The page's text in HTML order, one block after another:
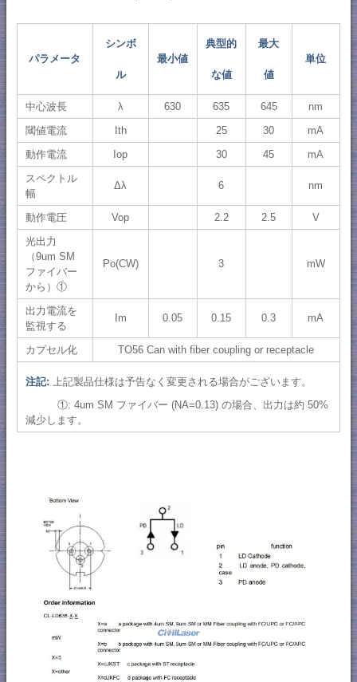
パラメータ
シンボ
ル
最小値
典型的
な値
最大
値
単位
中心波長 λ 630 635 645
nm
閾値電流
Ith 25 30
mA
動作電流
Iop 30 45
mA
スペクトル
幅
Δλ 6 nm
動作電圧 Vop 2.2 2.5
V
光出力
（9um SM
ファイバー
から）①
Po(CW) 3 mW
出力電流を
監視する
Im 0.05 0.15 0.3 mA
カプセル化 TO56 Can with fiber coupling or receptacle
注記: 上記製品仕様は予告なく変更される場合がございます。
①: 4um SM ファイバー (NA=0.13) の場合、出力は約 50%
減少します。